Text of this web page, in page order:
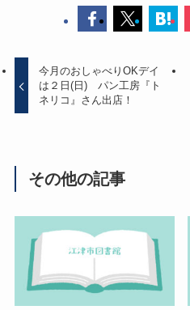
今月のおしゃべりOKデイ
は２日(日) パン工房『ト
ネリコ』さん出店！
その他の記事